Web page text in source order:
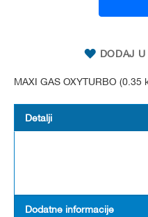
DODAJ
MAXI GAS OXYTURBO (0.35
Detalji
Dodatne informacije